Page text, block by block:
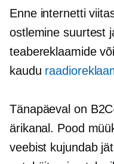
Enne internetti
ostlemine suurtest
teabereklaamide
kaudu
Tänapäeval on
ärikanal. Pood
veebist kujundab